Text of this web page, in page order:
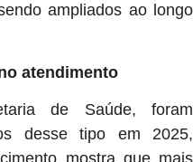
ampliados ao longo
atendimento
de Saúde, foram
desse tipo em 2025,